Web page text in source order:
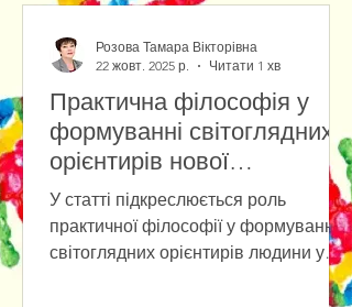
to socio- and technophobia) to
immersion in the cult of
technology.The
Практична філософія у
формуванні світоглядних
орієнтирів нової
антропології
У статті підкреслюється роль
практичної філософії у формуванні
світоглядних орієнтирів людини у
Розова Тамара Вікторівна
22 жовт. 2025 р.
Читати 1 хв